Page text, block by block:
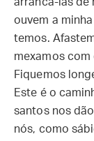
ouvem a
temos.
mexamos com
Fiquemos
Este é o
santos nos
nós, como